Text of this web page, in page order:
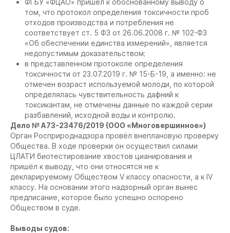
ФГБУ «ФЦАО» пришел к обоснованному выводу о
том, что протокол определения токсичности проб
отходов производства и потребления не
соответствует ст. 5 ФЗ от 26.06.2008 г. № 102-ФЗ
«Об обеспечении единства измерений», является
недопустимым доказательством;
в представленном протоколе определения
токсичности от 23.07.2019 г. № 15-Б-19, а именно: не
отмечен возраст используемой молоди, по которой
определялась чувствительность дафний к
токсикантам, не отмечены данные по каждой серии
разбавлений, исходной воды и контролю.
Дело № А73-23476/2019 (ООО «Многовершинное»)
Орган Росприроднадзора провёл внеплановую проверку
Общества. В ходе проверки он осуществил силами
ЦЛАТИ биотестирование хвостов цианирования и
пришёл к выводу, что они относятся не к
декларируемому Обществом V классу опасности, а к IV
классу. На основании этого надзорный орган вынес
предписание, которое было успешно оспорено
Обществом в суде.
Выводы судов: